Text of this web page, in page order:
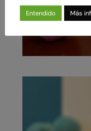
Entendido Más